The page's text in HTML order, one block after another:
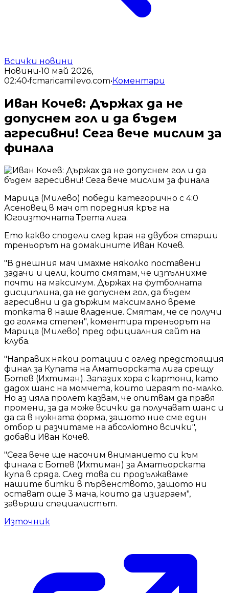
Всички новини
Новини•10 май 2026,
02:40•fcmaricamilevo.com•Коментари
Иван Кочев: Държах да не
допуснем гол и да бъдем
агресивни! Сега вече мислим за
финала
Марица (Милево) победи категорично с 4:0
Асеновец в мач от поредния кръг на
Югоизточната Трета лига.
Ето какво сподели след края на двубоя старши
треньорът на домакините Иван Кочев.
"В днешния мач имахме няколко поставени
задачи и цели, които смятам, че изпълнихме
почти на максимум. Държах на футболната
дисциплина, да не допуснем гол, да бъдем
агресивни и да държим максимално време
топката в наше владение. Смятам, че се получи
до голяма степен", коментира треньорът на
Марица (Милево) пред официалния сайт на
клуба.
"Направих някои ротации с оглед предстоящия
финал за Купата на Аматьорската лига срещу
Ботев (Ихтиман). Запазих хора с картони, като
дадох шанс на момчета, които играят по-малко.
Но аз цяла пролет казвам, че опитвам да правя
промени, за да може всички да получават шанс и
да са в нужната форма, защото ние сме един
отбор и разчитаме на абсолютно всички",
добави Иван Кочев.
"Сега вече ще насочим вниманието си към
финала с Ботев (Ихтиман) за Аматьорската
купа в сряда. След това си продължаваме
нашите битки в първенството, защото ни
остават още 3 мача, които да изиграем",
завърши специалистът.
Източник